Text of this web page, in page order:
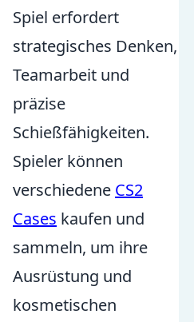
Spiel erfordert
strategisches Denken,
Teamarbeit und
präzise
Schießfähigkeiten.
Spieler können
verschiedene CS2
Cases kaufen und
sammeln, um ihre
Ausrüstung und
kosmetischen